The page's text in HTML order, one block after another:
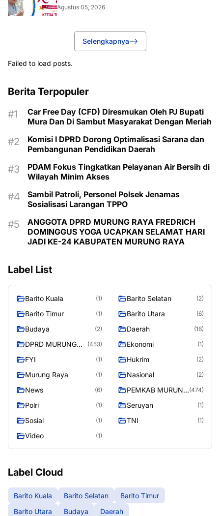
Agustus 05, 2026
Selengkapnya
Failed to load posts.
Berita Terpopuler
Car Free Day (CFD) Diresmukan Oleh PJ Bupati
Mura Dan Di Sambut Masyarakat Dengan Meriah
Komisi I DPRD Dorong Optimalisasi Sarana dan
Pembangunan Pendidikan Daerah
PDAM Fokus Tingkatkan Pelayanan Air Bersih di
Wilayah Minim Akses
Sambil Patroli, Personel Polsek Jenamas
Sosialisasi Larangan TPPO
ANGGOTA DPRD MURUNG RAYA FREDRICH
DOMINGGUS YOGA UCAPKAN SELAMAT HARI
JADI KE-24 KABUPATEN MURUNG RAYA
Label List
Barito Kuala (1) Barito Selatan (2)
Barito Timur (1) Barito Utara (6)
Budaya (2) Daerah (16)
DPRD MURUNG
(453) Ekonomi (1)
FYI (1) Hukrim (2)
Murung Raya (1) Nasional (2)
News (6)
PEMKAB MURUNG (474)
Polri (1) Seruyan (1)
Sosial (1) TNI (1)
Video (1)
Label Cloud
Barito Kuala Barito Selatan
Barito Timur
Barito Utara
Budaya
Daerah